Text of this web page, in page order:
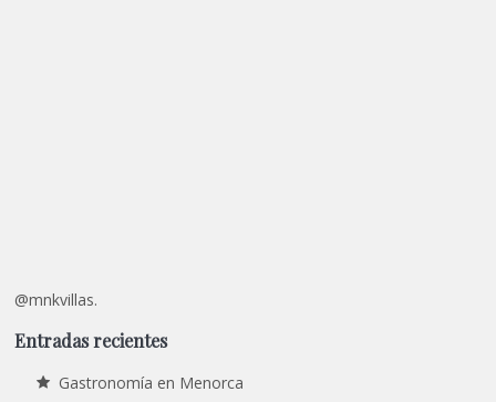
@mnkvillas.
Entradas recientes
Gastronomía en Menorca